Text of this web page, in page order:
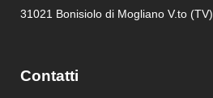
31021 Bonisiolo di Mogliano V.to (TV)
Contatti